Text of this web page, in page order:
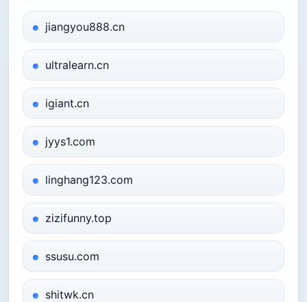
jiangyou888.cn
ultralearn.cn
igiant.cn
jyys1.com
linghang123.com
zizifunny.top
ssusu.com
shitwk.cn